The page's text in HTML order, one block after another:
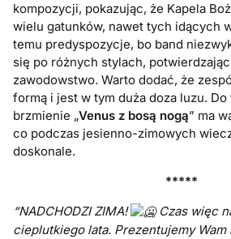
kompozycji, pokazując, że Kapela
wielu gatunków, nawet tych idących
temu predyspozycje, bo band
się po różnych stylach,
zawodowstwo. Warto dodać, że
formą i jest w tym duża doza luzu. Do
brzmienie „Venus z bosą nogą” ma
co podczas jesienno-zimowych
doskonale.
*****
“NADCHODZI ZIMA!
Czas więc
cieplutkiego lata. Prezentujemy